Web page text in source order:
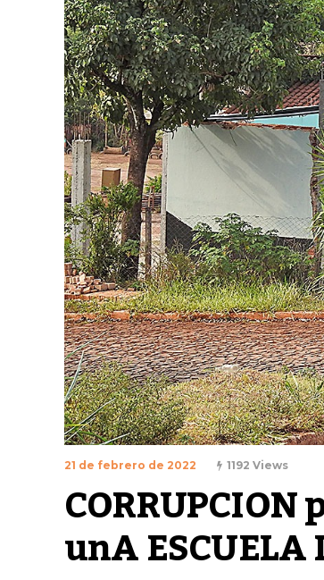
21 de febrero de 2022 1192 Views
unA ESCUELA